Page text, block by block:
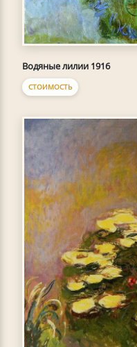
Водяные лилии 1916
СТОИМОСТЬ